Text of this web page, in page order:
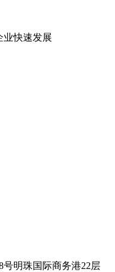
业快速发展
明珠国际商务港22层